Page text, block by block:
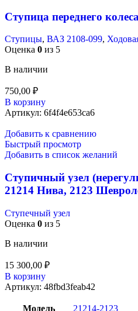
Ступица переднего
Ступицы, ВАЗ 2108-099,
Оценка 0 из 5
В наличии
750,00 ₽
В корзину
Артикул: 6f4f4e653ca6
Добавить к сравнению
Быстрый просмотр
Добавить в список желаний
Ступичный узел
21214 Нива, 2123
Ступечный узел
Оценка 0 из 5
В наличии
15 300,00 ₽
В корзину
Артикул: 48fbd3feab42
Модель 21214-2123